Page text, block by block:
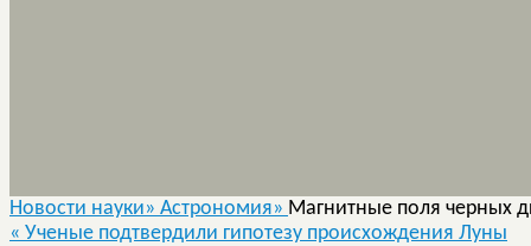
Новости науки» Астрономия» Магнитные поля черных
« Ученые подтвердили гипотезу происхождения Луны